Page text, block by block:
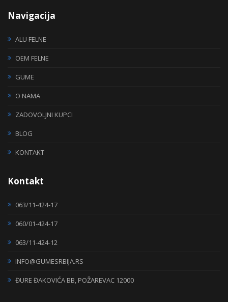
Navigacija
ALU FELNE
OEM FELNE
GUME
O NAMA
ZADOVOLJNI KUPCI
BLOG
KONTAKT
Kontakt
063/11-424-17
060/01-424-17
063/11-424-12
INFO@GUMESRBIJA.RS
ĐURE ĐAKOVIĆA BB, POŽAREVAC 12000